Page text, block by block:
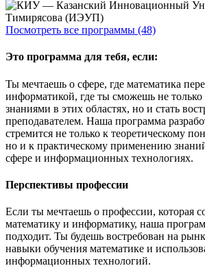
Посмотреть все программы (48)
Это программа для тебя, если:
Ты мечтаешь о сфере, где математика
информатикой, где ты сможешь не только
знаниями в этих областях, но и стать
преподавателем. Наша программа
стремится не только к теоретическому
но и к практическому применению
сфере и информационных технологиях.
Перспективы профессии
Если ты мечтаешь о профессии, которая
математику и информатику, наша
подходит. Ты будешь востребован на
навыки обучения математике и
информационных технологий.